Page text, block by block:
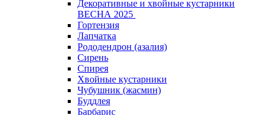
Декоративные и хвойные кустарники
ВЕСНА 2025
Гортензия
Лапчатка
Рододендрон (азалия)
Сирень
Спирея
Хвойные кустарники
Чубушник (жасмин)
Буддлея
Барбарис